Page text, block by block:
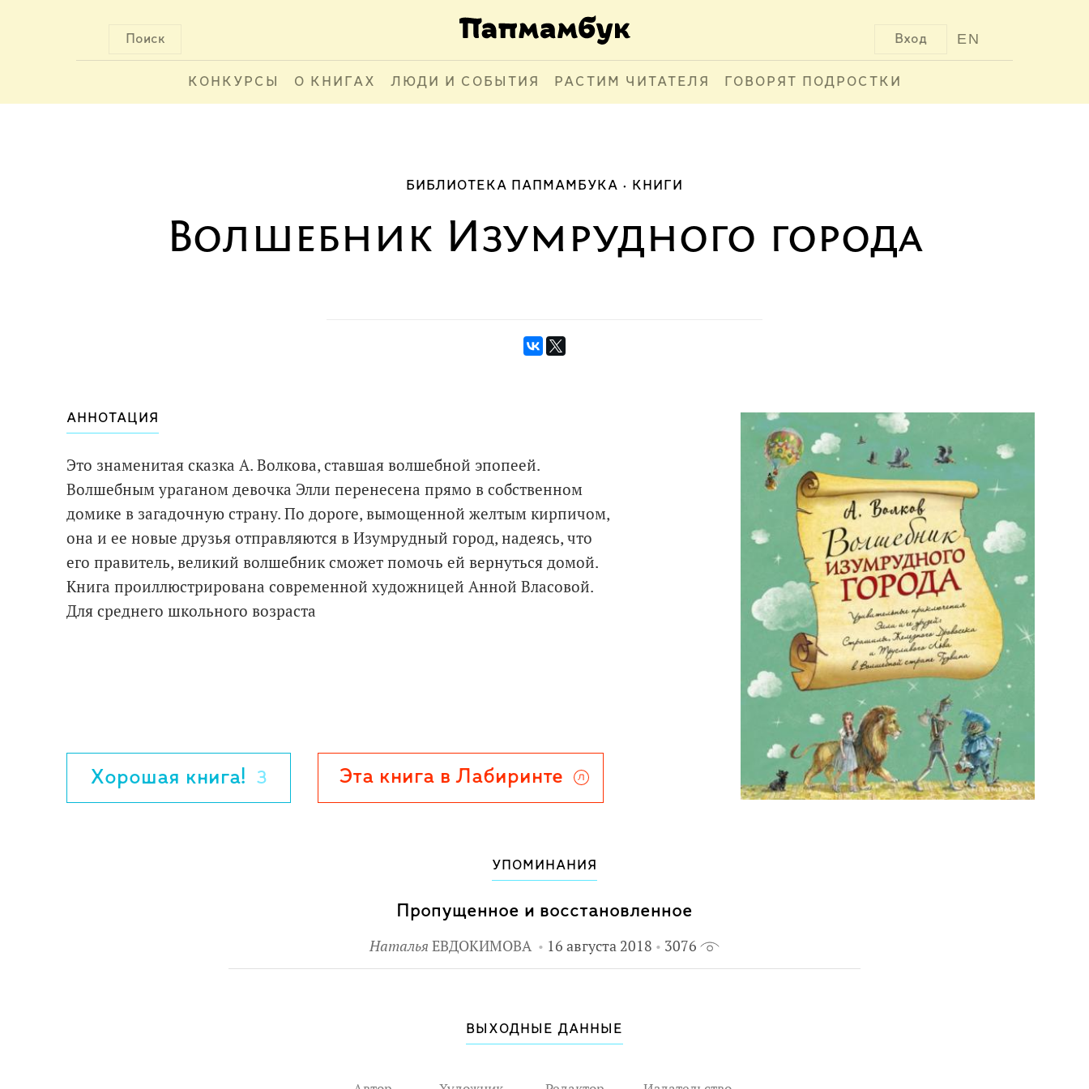
Поиск EN
Вход
КОНКУРСЫ О КНИГАХ ЛЮДИ И СОБЫТИЯ РАСТИМ ЧИТАТЕЛЯ ГОВОРЯТ ПОДРОСТКИ
БИБЛИОТЕКА ПАПМАМБУКА КНИГИ
Волшебник Изумрудного города
АННОТАЦИЯ
Это знаменитая сказка А. Волкова, ставшая волшебной эпопеей.
Волшебным ураганом девочка Элли перенесена прямо в собственном
домике в загадочную страну. По дороге, вымощенной желтым кирпичом,
она и ее новые друзья отправляются в Изумрудный город, надеясь, что
его правитель, великий волшебник сможет помочь ей вернуться домой.
Книга проиллюстрирована современной художницей Анной Власовой.
Для среднего школьного возраста
Хорошая книга! 3 Эта книга в Лабиринте
УПОМИНАНИЯ
Пропущенное и восстановленное
Наталья ЕВДОКИМОВА 16 августа 2018 3076
ВЫХОДНЫЕ ДАННЫЕ